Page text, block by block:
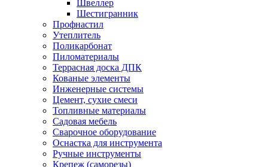
Швеллер
Шестигранник
Профнастил
Утеплитель
Поликарбонат
Пиломатериалы
Террасная доска ДПК
Кованые элементы
Инженерные системы
Цемент, сухие смеси
Топливные материалы
Садовая мебель
Сварочное оборудование
Оснастка для инструмента
Ручные инструменты
Крепеж (саморезы)